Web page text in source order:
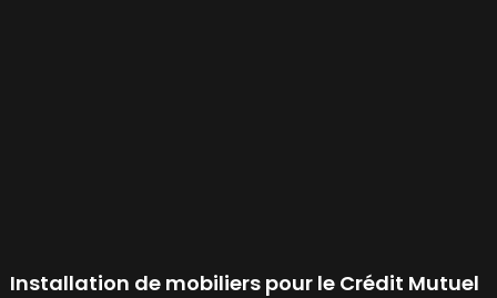
Installation de mobiliers pour le Crédit Mutuel